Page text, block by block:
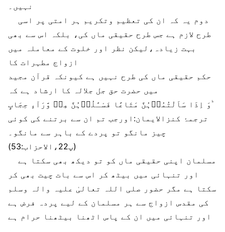
نہیں۔
طرح لازم ہے جس طرح حقیقی ماں کی، بلکہ اس سے بھی
بہت زیادہ،لیکن نظر اور خلوت کے معاملہ میں
ازواج مطہرات کا
حکم حقیقی ماں کی طرح نہیں ہے کیونکہ قرآن مجید
میں حضرت حق جل جلالہ کا ارشاد ہے کہ
وَ اِذَا سَاَلْتُمُوۡہُنَّ مَتَاعًا فَسْـَٔلُوۡہُنَّ مِنۡ وَّرَآءِ حِجَابٍ ؕ
ترجمۂ کنزالایمان:اورجب تم ان سے برتنے کی کوئی
چیز مانگو تو پردے کے باہر سے مانگو۔
(پ22،الاحزاب:53)
اور تنہائی میں بیٹھ کر اس سے بات چیت بھی کر
سکتا ہے مگر حضور صلی اللہ تعالیٰ علیہ والہ وسلم
کی مقدس ازواج سے ہر مسلمان کے ليے پردہ فرض ہے
اور تنہائی میں ان کے پاس اٹھنا بیٹھنا حرام ہے